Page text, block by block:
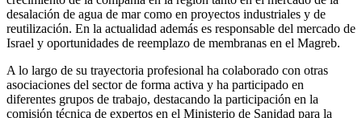
desalación de agua de mar como en proyectos industriales y de
reutilización. En la actualidad además es responsable del mercado de
Israel y oportunidades de reemplazo de membranas en el Magreb.
A lo largo de su trayectoria profesional ha colaborado con otras
asociaciones del sector de forma activa y ha participado en
diferentes grupos de trabajo, destacando la participación en la
comisión técnica de expertos en el Ministerio de Sanidad para la